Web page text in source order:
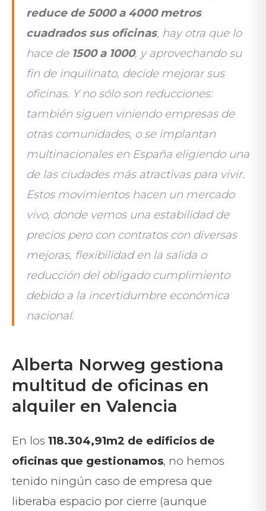
reduce de 5000 a 4000 metros
cuadrados sus oficinas, hay otra que lo
hace de 1500 a 1000, y aprovechando su
fin de inquilinato, decide mejorar sus
oficinas. Y no sólo son reducciones:
también siguen viniendo empresas de
otras comunidades, o se implantan
multinacionales en España eligiendo una
de las ciudades más atractivas para vivir.
Estos movimientos hacen un mercado
vivo, donde vemos una estabilidad de
precios pero con contratos con diversas
mejoras, flexibilidad en la salida o
reducción del obligado cumplimiento
debido a la incertidumbre económica
nacional.
Alberta Norweg gestiona
multitud de oficinas en
alquiler en Valencia
En los 118.304,91m2 de edificios de
oficinas que gestionamos, no hemos
tenido ningún caso de empresa que
liberaba espacio por cierre (aunque